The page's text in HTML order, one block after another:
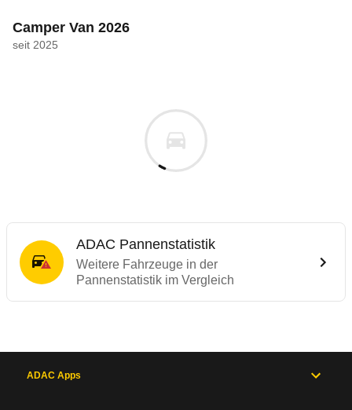
Camper Van 2026
seit 2025
ADAC Pannenstatistik
Weitere Fahrzeuge in der
Pannenstatistik im Vergleich
ADAC Apps